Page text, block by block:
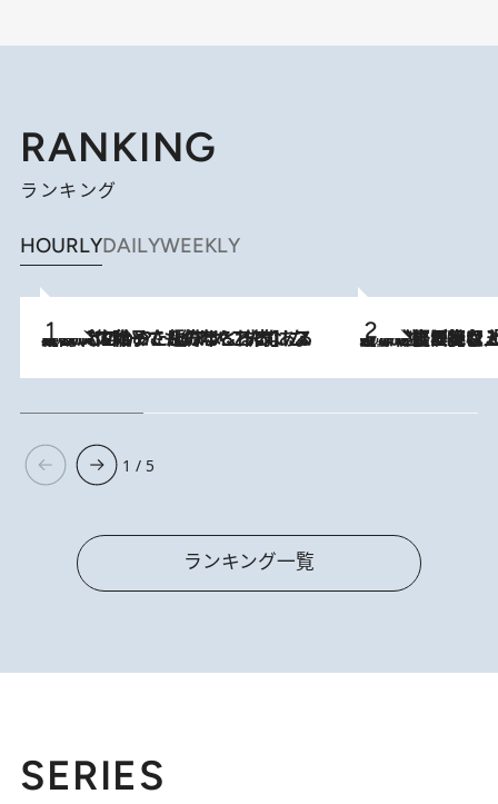
RANKING
ランキング
HOURLYDAILYWEEKLY
2026.8.5
【阿川佐和子さんの年とる力】なぜ70代で始めた趣味は“こんなに楽しい”のか？ ピアノ、俳句…スランプに陥っても続けられる“ある秘訣”とは 2026.8.5
【なぜ吉沢亮は「気配を消せる」のか？】興行収入208億の『国宝』を経て挑むミュージカル『ディア・エヴァン・ハンセン』。トップ俳優が舞台上でさらけ出した“孤独”とは
1 / 5
ランキング一覧
SERIES